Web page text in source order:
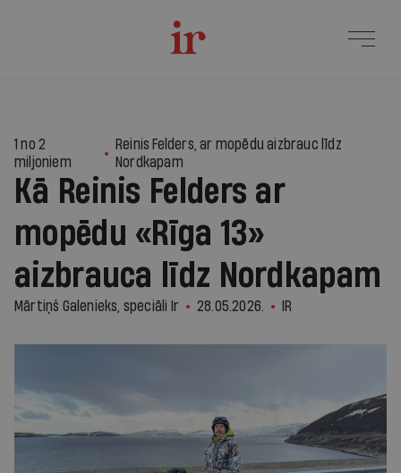
1 no 2
miljoniem
Reinis Felders, ar mopēdu aizbrauc līdz
Nordkapam
Kā Reinis Felders ar
mopēdu «Rīga 13»
aizbrauca līdz Nordkapam
Mārtiņš Galenieks, speciāli Ir 28.05.2026. IR